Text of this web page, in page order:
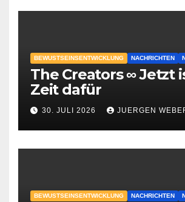
BEWUSTSEINSENTWICKLUNG NACHRICHTEN
The Creators ∞ Jetzt
Zeit dafür
30. JULI 2026 JUERGEN
BEWUSTSEINSENTWICKLUNG NACHRICHTEN